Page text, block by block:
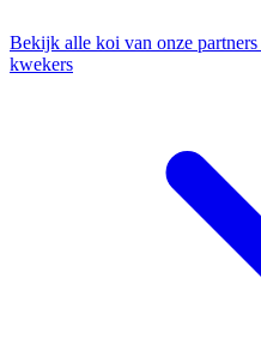
Bekijk alle koi van onze partners
kwekers